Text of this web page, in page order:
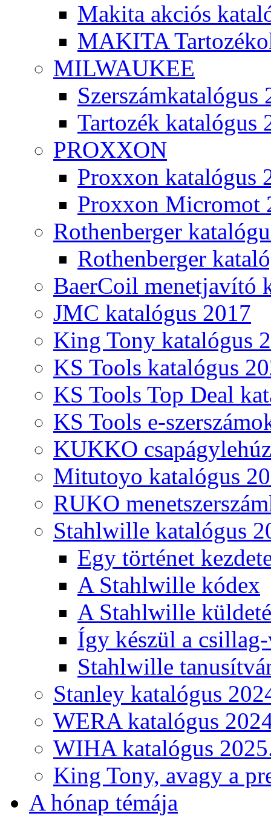
Makita akciós
MAKITA
MILWAUKEE
Szerszámkatalógus
Tartozék katalógus
PROXXON
Proxxon katalógus
Proxxon Micromot
Rothenberger
Rothenberger
BaerCoil menetjavító
JMC katalógus 2017
King Tony katalógus
KS Tools katalógus
KS Tools Top Deal
KS Tools e-
KUKKO
Mitutoyo katalógus
RUKO
Stahlwille katalógus
Egy történet
A Stahlwille kódex
A Stahlwille
Így készül a
Stahlwille
Stanley katalógus
WERA katalógus
WIHA katalógus
King Tony, avagy a
A hónap témája